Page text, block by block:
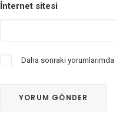
İnternet sitesi
Daha sonraki